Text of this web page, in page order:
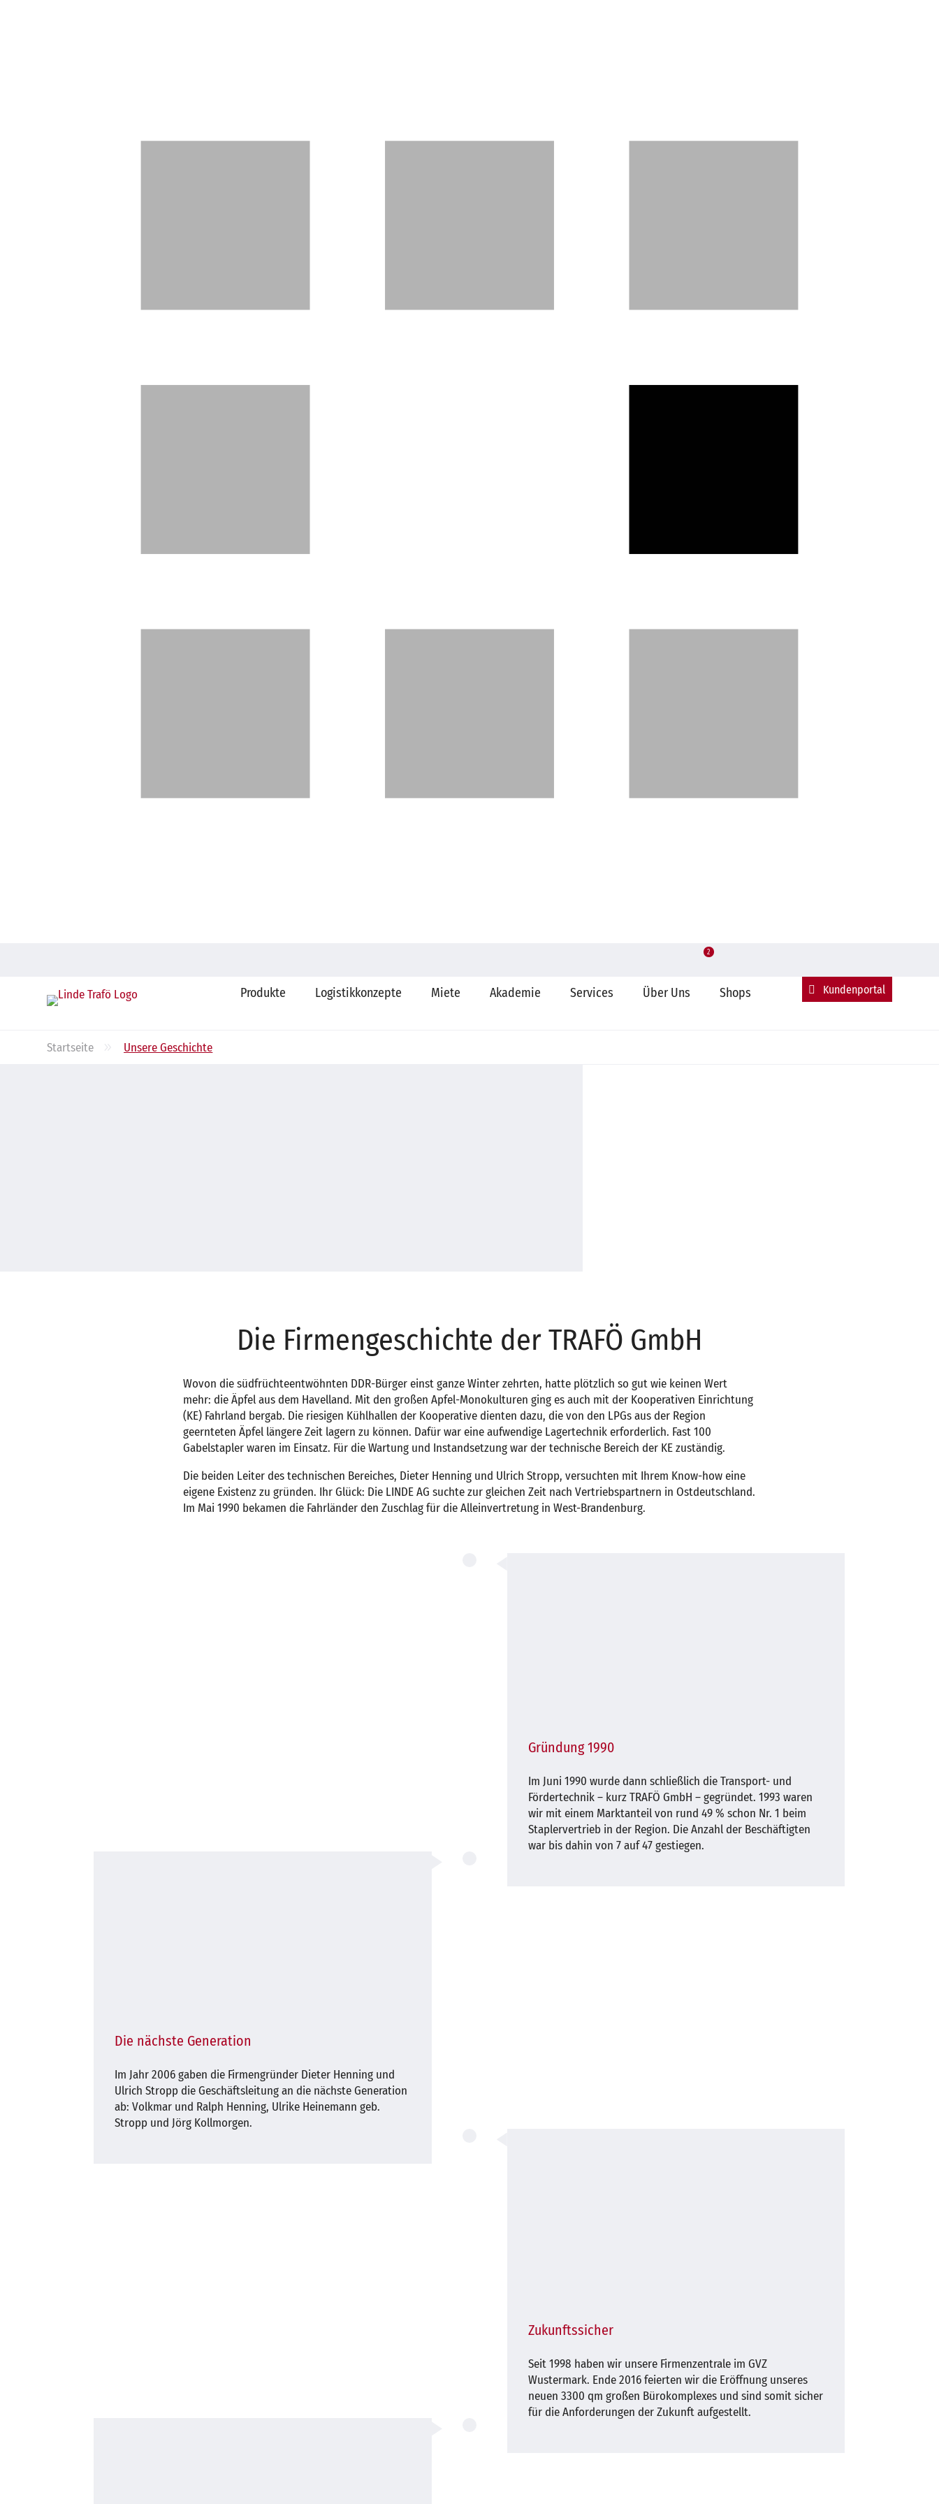
2
Produkte Logistikkonzepte Miete Akademie Services Über Uns Shops Kundenportal
Startseite 9 Unsere Geschichte
Die Firmengeschichte der TRAFÖ GmbH
Wovon die südfrüchteentwöhnten DDR-Bürger einst ganze Winter zehrten, hatte plötzlich so gut wie keinen Wert
mehr: die Äpfel aus dem Havelland. Mit den großen Apfel-Monokulturen ging es auch mit der Kooperativen Einrichtung
(KE) Fahrland bergab. Die riesigen Kühlhallen der Kooperative dienten dazu, die von den LPGs aus der Region
geernteten Äpfel längere Zeit lagern zu können. Dafür war eine aufwendige Lagertechnik erforderlich. Fast 100
Gabelstapler waren im Einsatz. Für die Wartung und Instandsetzung war der technische Bereich der KE zuständig.
Die beiden Leiter des technischen Bereiches, Dieter Henning und Ulrich Stropp, versuchten mit Ihrem Know-how eine
eigene Existenz zu gründen. Ihr Glück: Die LINDE AG suchte zur gleichen Zeit nach Vertriebspartnern in Ostdeutschland.
Im Mai 1990 bekamen die Fahrländer den Zuschlag für die Alleinvertretung in West-Brandenburg.
Gründung 1990
Im Juni 1990 wurde dann schließlich die Transport- und
Fördertechnik – kurz TRAFÖ GmbH – gegründet. 1993 waren
wir mit einem Marktanteil von rund 49 % schon Nr. 1 beim
Staplervertrieb in der Region. Die Anzahl der Beschäftigten
war bis dahin von 7 auf 47 gestiegen.
Die nächste Generation
Im Jahr 2006 gaben die Firmengründer Dieter Henning und
Ulrich Stropp die Geschäftsleitung an die nächste Generation
ab: Volkmar und Ralph Henning, Ulrike Heinemann geb.
Stropp und Jörg Kollmorgen.
Zukunftssicher
Seit 1998 haben wir unsere Firmenzentrale im GVZ
Wustermark. Ende 2016 feierten wir die Eröffnung unseres
neuen 3300 qm großen Bürokomplexes und sind somit sicher
für die Anforderungen der Zukunft aufgestellt.